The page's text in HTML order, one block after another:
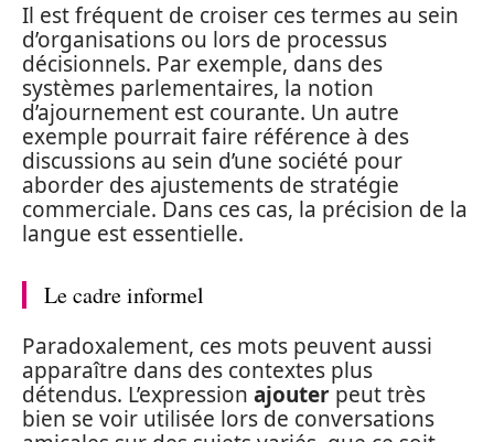
Il est fréquent de croiser ces termes au sein
d’organisations ou lors de processus
décisionnels. Par exemple, dans des
systèmes parlementaires, la notion
d’ajournement est courante. Un autre
exemple pourrait faire référence à des
discussions au sein d’une société pour
aborder des ajustements de stratégie
commerciale. Dans ces cas, la précision de la
langue est essentielle.
Le cadre informel
Paradoxalement, ces mots peuvent aussi
apparaître dans des contextes plus
détendus. L’expression ajouter peut très
bien se voir utilisée lors de conversations